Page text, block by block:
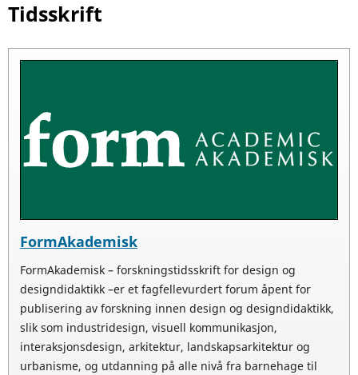
Tidsskrift
FormAkademisk
FormAkademisk – forskningstidsskrift for design og
designdidaktikk –er et fagfellevurdert forum åpent for
publisering av forskning innen design og designdidaktikk,
slik som industridesign, visuell kommunikasjon,
interaksjonsdesign, arkitektur, landskapsarkitektur og
urbanisme, og utdanning på alle nivå fra barnehage til